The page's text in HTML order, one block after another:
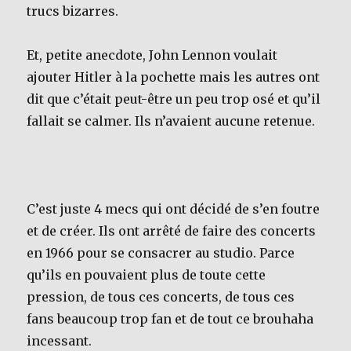
trucs bizarres.
Et, petite anecdote, John Lennon voulait
ajouter Hitler à la pochette mais les autres ont
dit que c’était peut-être un peu trop osé et qu’il
fallait se calmer. Ils n’avaient aucune retenue.
C’est juste 4 mecs qui ont décidé de s’en foutre
et de créer. Ils ont arrêté de faire des concerts
en 1966 pour se consacrer au studio. Parce
qu’ils en pouvaient plus de toute cette
pression, de tous ces concerts, de tous ces
fans beaucoup trop fan et de tout ce brouhaha
incessant.